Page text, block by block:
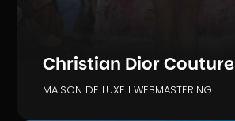
Christian Dior Couture
MAISON DE LUXE I WEBMASTERING